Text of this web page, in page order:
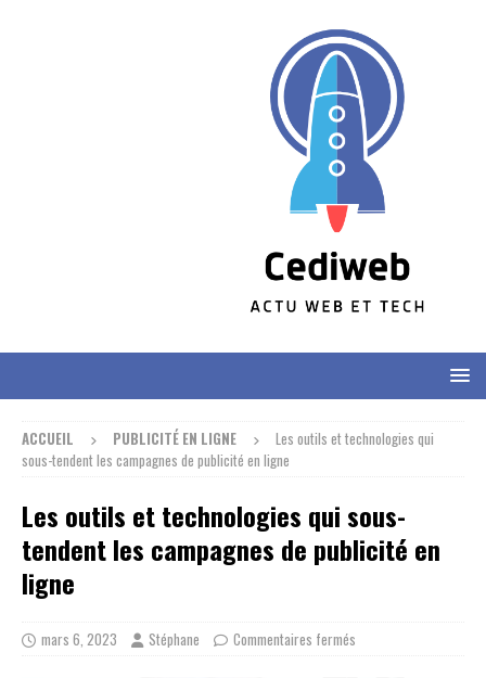
ACCUEIL PUBLICITÉ EN LIGNE
Les outils et technologies qui
sous-tendent les campagnes de publicité en ligne
Les outils et technologies qui sous-
tendent les campagnes de publicité en
ligne
mars 6, 2023 Stéphane Commentaires fermés